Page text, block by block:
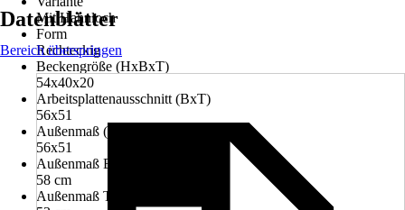
Mit Hahnloch
Form
Rechteckig
Beckengröße (HxBxT)
54x40x20
Arbeitsplattenausschnitt (BxT)
56x51
Außenmaß (BxT)
56x51
Außenmaß Breite
58 cm
Außenmaß Tiefe
Datenblätter
Bereich überspringen